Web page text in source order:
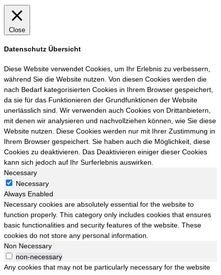
Close
Datenschutz Übersicht
Diese Website verwendet Cookies, um Ihr Erlebnis zu verbessern,
während Sie die Website nutzen. Von diesen Cookies werden die
nach Bedarf kategorisierten Cookies in Ihrem Browser gespeichert,
da sie für das Funktionieren der Grundfunktionen der Website
unerlässlich sind. Wir verwenden auch Cookies von Drittanbietern,
mit denen wir analysieren und nachvollziehen können, wie Sie diese
Website nutzen. Diese Cookies werden nur mit Ihrer Zustimmung in
Ihrem Browser gespeichert. Sie haben auch die Möglichkeit, diese
Cookies zu deaktivieren. Das Deaktivieren einiger dieser Cookies
kann sich jedoch auf Ihr Surferlebnis auswirken.
Necessary
Necessary
Always Enabled
Necessary cookies are absolutely essential for the website to
function properly. This category only includes cookies that ensures
basic functionalities and security features of the website. These
cookies do not store any personal information.
Non Necessary
non-necessary
Any cookies that may not be particularly necessary for the website